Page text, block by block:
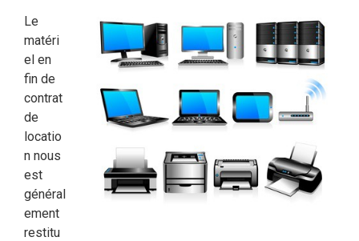
Le
matéri
el en
fin de
contrat
de
locatio
n nous
est
général
ement
restitu